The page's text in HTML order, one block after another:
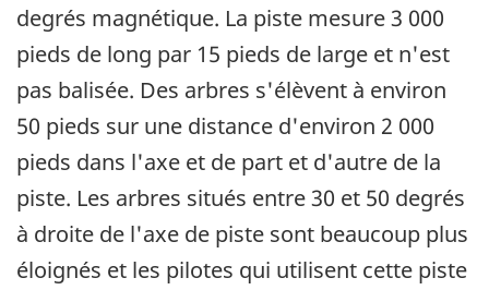
degrés magnétique. La piste mesure 3 000
pieds de long par 15 pieds de large et n'est
pas balisée. Des arbres s'élèvent à environ
50 pieds sur une distance d'environ 2 000
pieds dans l'axe et de part et d'autre de la
piste. Les arbres situés entre 30 et 50 degrés
à droite de l'axe de piste sont beaucoup plus
éloignés et les pilotes qui utilisent cette piste